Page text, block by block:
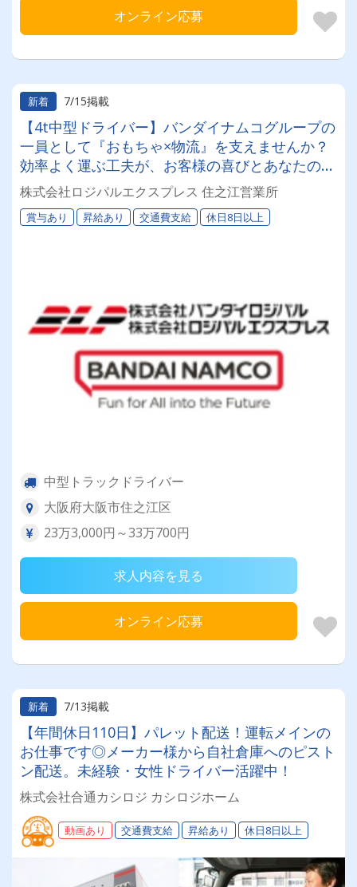
オンライン応募
新着 7/15掲載
【4t中型ドライバー】バンダイナムコグループの
一員として『おもちゃ×物流』を支えませんか？
効率よく運ぶ工夫が、お客様の喜びとあなたの収
入アップに直結！「働きやすい職場認証2つ星
⭐⭐」を取得した、安心とやりがいのある環境で
す。年間休日125日。『リラックス休暇』でみん
株式会社ロジパルエクスプレス 住之江営業所
賞与あり 昇給あり 交通費支給 休日8日以上
中型トラックドライバー
大阪府大阪市住之江区
23万3,000円～33万700円
求人内容を見る
オンライン応募
新着 7/13掲載
【年間休日110日】パレット配送！運転メインの
お仕事です◎メーカー様から自社倉庫へのピスト
ン配送。未経験・女性ドライバー活躍中！
株式会社合通カシロジ カシロジホーム
動画あり 交通費支給 昇給あり 休日8日以上